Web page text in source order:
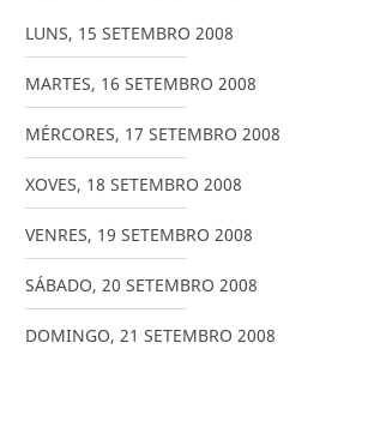
LUNS, 15 SETEMBRO 2008
MARTES, 16 SETEMBRO 2008
MÉRCORES, 17 SETEMBRO 2008
XOVES, 18 SETEMBRO 2008
VENRES, 19 SETEMBRO 2008
SÁBADO, 20 SETEMBRO 2008
DOMINGO, 21 SETEMBRO 2008